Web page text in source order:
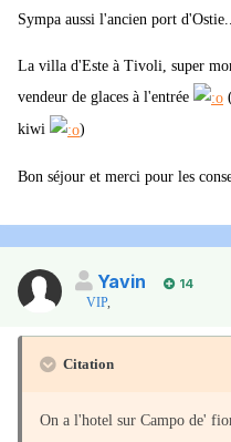
Sympa aussi l'ancien port
La villa d'Este à Tivoli, super
vendeur de glaces à l'entrée
kiwi
)
Bon séjour et merci pour les
Yavin
14
VIP,
Citation
On a l'hotel sur Campo de'